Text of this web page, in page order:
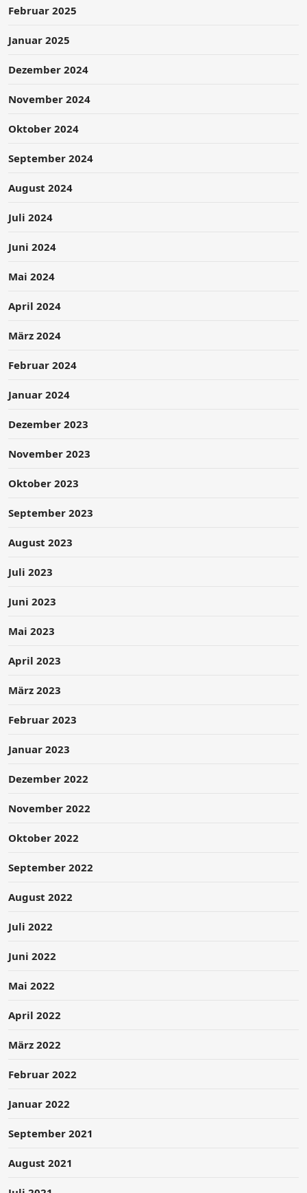
Februar 2025
Januar 2025
Dezember 2024
November 2024
Oktober 2024
September 2024
August 2024
Juli 2024
Juni 2024
Mai 2024
April 2024
März 2024
Februar 2024
Januar 2024
Dezember 2023
November 2023
Oktober 2023
September 2023
August 2023
Juli 2023
Juni 2023
Mai 2023
April 2023
März 2023
Februar 2023
Januar 2023
Dezember 2022
November 2022
Oktober 2022
September 2022
August 2022
Juli 2022
Juni 2022
Mai 2022
April 2022
März 2022
Februar 2022
Januar 2022
September 2021
August 2021